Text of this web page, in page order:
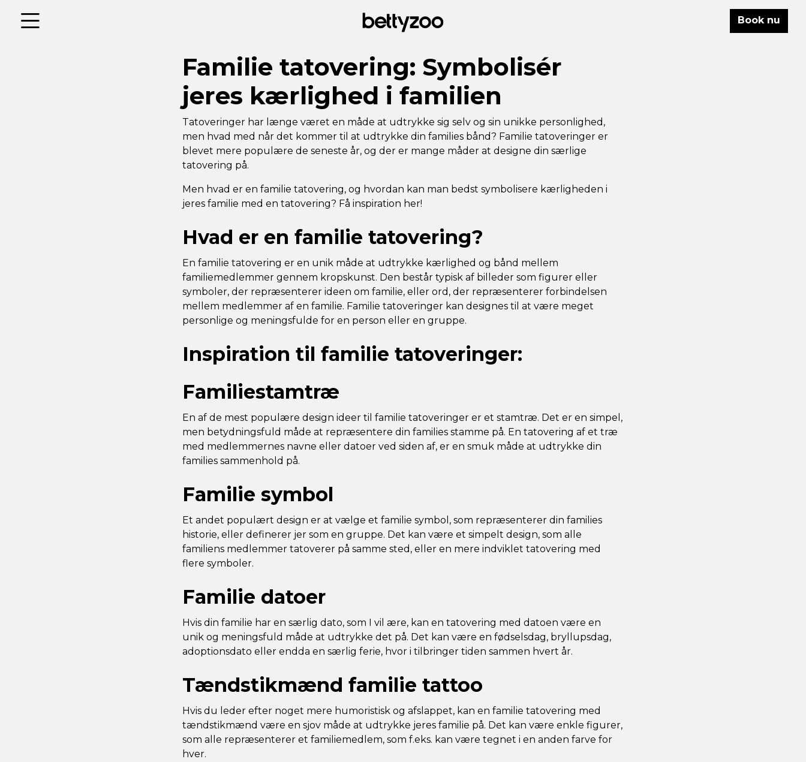
Book nu
Familie tatovering: Symbolisér
jeres kærlighed i familien
Tatoveringer har længe været en måde at udtrykke sig selv og sin unikke personlighed,
men hvad med når det kommer til at udtrykke din families bånd? Familie tatoveringer er
blevet mere populære de seneste år, og der er mange måder at designe din særlige
tatovering på.
Men hvad er en familie tatovering, og hvordan kan man bedst symbolisere kærligheden i
jeres familie med en tatovering? Få inspiration her!
Hvad er en familie tatovering?
En familie tatovering er en unik måde at udtrykke kærlighed og bånd mellem
familiemedlemmer gennem kropskunst. Den består typisk af billeder som figurer eller
symboler, der repræsenterer ideen om familie, eller ord, der repræsenterer forbindelsen
mellem medlemmer af en familie. Familie tatoveringer kan designes til at være meget
personlige og meningsfulde for en person eller en gruppe.
Inspiration til familie tatoveringer:
Familiestamtræ
En af de mest populære design ideer til familie tatoveringer er et stamtræ. Det er en simpel,
men betydningsfuld måde at repræsentere din families stamme på. En tatovering af et træ
med medlemmernes navne eller datoer ved siden af, er en smuk måde at udtrykke din
families sammenhold på.
Familie symbol
Et andet populært design er at vælge et familie symbol, som repræsenterer din families
historie, eller definerer jer som en gruppe. Det kan være et simpelt design, som alle
familiens medlemmer tatoverer på samme sted, eller en mere indviklet tatovering med
flere symboler.
Familie datoer
Hvis din familie har en særlig dato, som I vil ære, kan en tatovering med datoen være en
unik og meningsfuld måde at udtrykke det på. Det kan være en fødselsdag, bryllupsdag,
adoptionsdato eller endda en særlig ferie, hvor i tilbringer tiden sammen hvert år.
Tændstikmænd familie tattoo
Hvis du leder efter noget mere humoristisk og afslappet, kan en familie tatovering med
tændstikmænd være en sjov måde at udtrykke jeres familie på. Det kan være enkle figurer,
som alle repræsenterer et familiemedlem, som f.eks. kan være tegnet i en anden farve for
hver.